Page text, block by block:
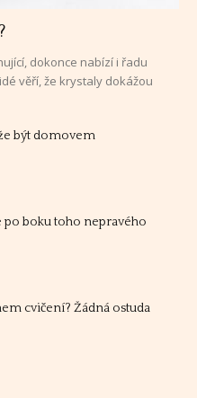
dokonce nabízí i řadu
věří, že krystaly dokážou
být domovem
po boku toho nepravého
cvičení? Žádná ostuda